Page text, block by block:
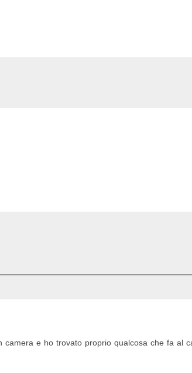
e ho trovato proprio qualcosa che fa al